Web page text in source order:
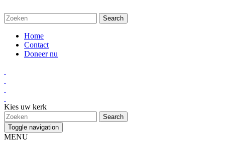
Home
Contact
Doneer nu
Kies uw kerk
Toggle navigation
MENU